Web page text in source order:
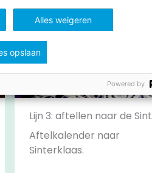
Lijn 3: aftellen naar de Sint
Aftelkalender naar
Sinterklaas.
Alles weigeren
opslaan
Powered by